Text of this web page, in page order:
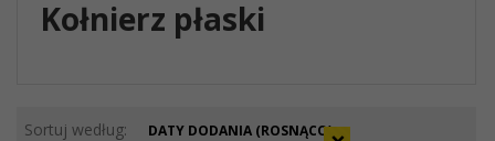
Kołnierz płaski
Sortuj według: sortDATY DODANIA (ROSNĄCO)